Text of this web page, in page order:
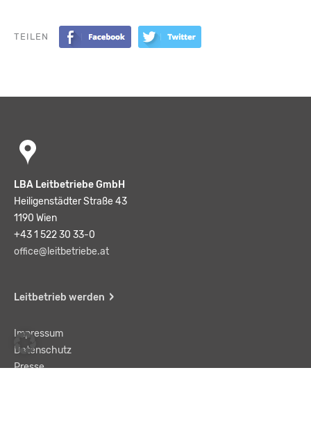
TEILEN
LBA Leitbetriebe GmbH
Heiligenstädter Straße 43
1190 Wien
+43 1 522 30 33-0
office@leitbetriebe.at
Leitbetrieb werden
Impressum
Datenschutz
Presse